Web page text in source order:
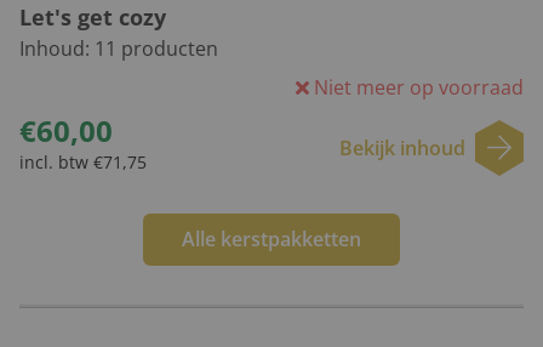
Let's get cozy
Inhoud: 11 producten
Niet meer op voorraad
€60,00
incl. btw €71,75
Bekijk inhoud
Alle kerstpakketten